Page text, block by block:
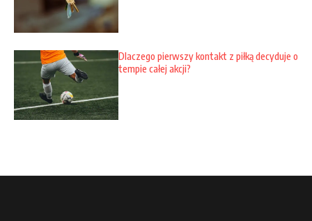
Dlaczego pierwszy kontakt z piłką decyduje o
tempie całej akcji?